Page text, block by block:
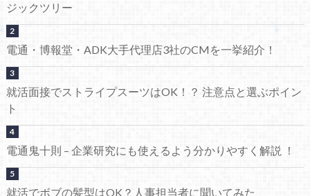
ジックツリー
電通・博報堂・ADK大手代理店3社のCMを一挙紹介！
就活面接でストライプスーツはOK！？ 注意点と選ぶポイン
ト
電通鬼十則 – 企業研究にも使えるよう分かりやすく解説 ！
就活でボブの髪型はOK？人事担当者に聞いてみた